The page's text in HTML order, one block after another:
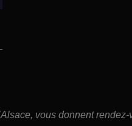
vous donnent